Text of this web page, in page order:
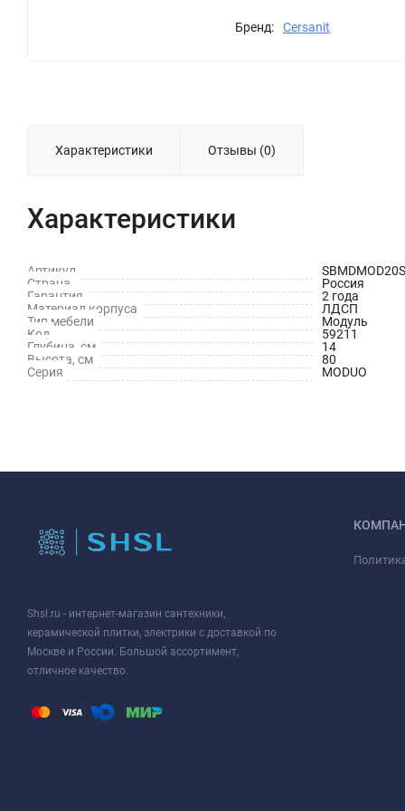
Бренд: Cersanit
Характеристики Отзывы (0)
Характеристики
Артикул
Страна
Россия
Гарантия
2 года
Материал корпуса
ЛДСП
Тип мебели
Модуль
Код
59211
Глубина, см
14
Высота, см
80
Серия
MODUO
Shsl.ru - интернет-магазин сантехники,
керамической плитки, электрики с доставкой по
Москве и России. Большой ассортимент,
отличное качество.